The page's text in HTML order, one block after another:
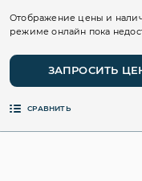
Отображение цены и
режиме онлайн пока
ЗАПРОСИТЬ
СРАВНИТЬ